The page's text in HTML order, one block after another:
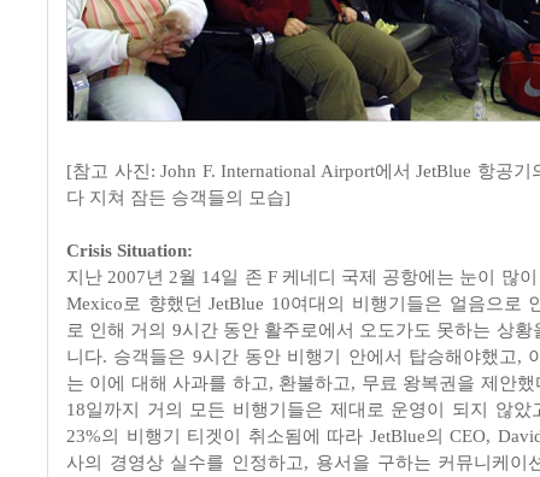
[참고 사진: John F. International Airport에서 JetBlue 항공
다 지쳐 잠든 승객들의 모습]
Crisis Situation:
지난 2007년 2월 14일 존 F 케네디 국제 공항에는 눈이 많
Mexico로 향했던 JetBlue 10여대의 비행기들은 얼음으로
로 인해 거의 9시간 동안 활주로에서 오도가도 못하는 상황
니다. 승객들은 9시간 동안 비행기 안에서 탑승해야했고,
는 이에 대해 사과를 하고, 환불하고, 무료 왕복권을 제안
18일까지 거의 모든 비행기들은 제대로 운영이 되지 않았
23%의 비행기 티겟이 취소됨에 따라 JetBlue의 CEO,
사의 경영상 실수를 인정하고, 용서을 구하는 커뮤니케이